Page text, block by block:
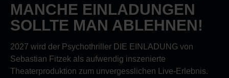
MANCHE EINLADUNGEN
SOLLTE MAN ABLEHNEN!
2027 wird der Psychothriller DIE EINLADUNG von
Sebastian Fitzek als aufwendig inszenierte
Theaterproduktion zum unvergesslichen Live-Erlebnis.